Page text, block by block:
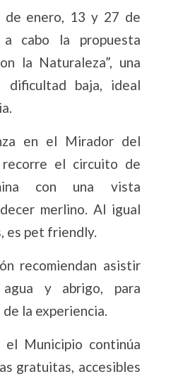
de enero, 13 y 27 de
cabo la propuesta
la Naturaleza”, una
dificultad baja, ideal
en el Mirador del
el circuito de
con una vista
merlino. Al igual
es pet friendly.
recomiendan asistir
y abrigo, para
la experiencia.
el Municipio continúa
gratuitas, accesibles